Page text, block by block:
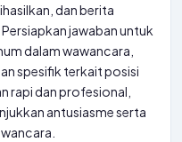
dan berita
jawaban untuk
dalam wawancara,
spesifik terkait posisi
rapi dan profesional,
antusiasme serta